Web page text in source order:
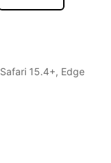
15.4+, Edge